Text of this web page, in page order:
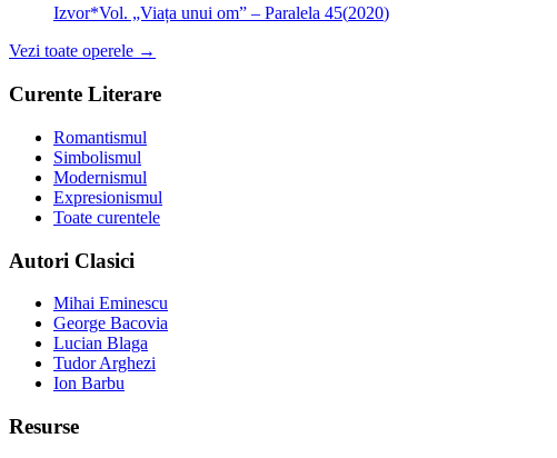
Izvor*Vol. „Viața unui om” – Paralela 45(2020)
Vezi toate operele →
Curente Literare
Romantismul
Simbolismul
Modernismul
Expresionismul
Toate curentele
Autori Clasici
Mihai Eminescu
George Bacovia
Lucian Blaga
Tudor Arghezi
Ion Barbu
Resurse